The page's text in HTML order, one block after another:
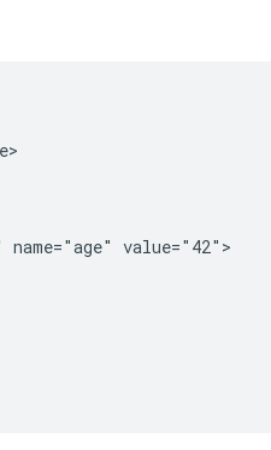
name="age" value="42">